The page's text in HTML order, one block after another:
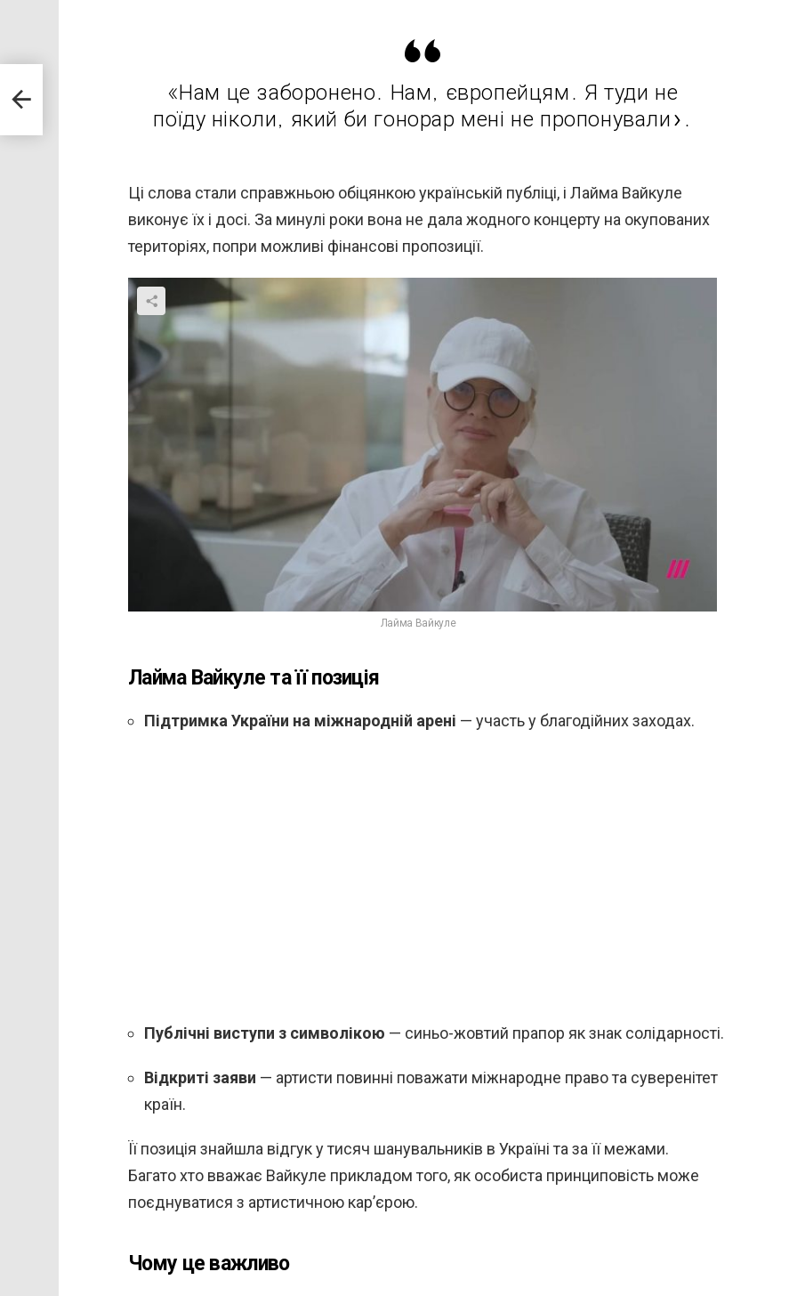
«Нам це заборонено. Нам, європейцям. Я туди не
поїду ніколи, який би гонорар мені не пропонували».
Ці слова стали справжньою обіцянкою українській публіці, і Лайма Вайкуле
виконує їх і досі. За минулі роки вона не дала жодного концерту на окупованих
територіях, попри можливі фінансові пропозиції.
Лайма Вайкуле
Лайма Вайкуле та її позиція
Підтримка України на міжнародній арені — участь у благодійних заходах.
Публічні виступи з символікою — синьо-жовтий прапор як знак солідарності.
Відкриті заяви — артисти повинні поважати міжнародне право та суверенітет
країн.
Її позиція знайшла відгук у тисяч шанувальників в Україні та за її межами.
Багато хто вважає Вайкуле прикладом того, як особиста принциповість може
поєднуватися з артистичною кар’єрою.
Чому це важливо